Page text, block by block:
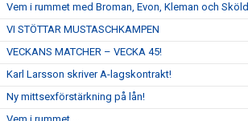
Vem i rummet med Broman, Evon, Kleman och Sköld
VI STÖTTAR MUSTASCHKAMPEN
VECKANS MATCHER – VECKA 45!
Karl Larsson skriver A-lagskontrakt!
Ny mittsexförstärkning på lån!